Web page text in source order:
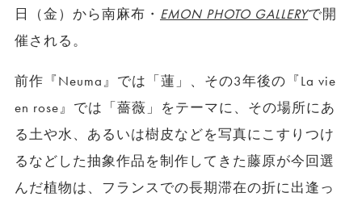
日（金）から南麻布・ EMON PHOTO GALLERYで開
催される。
前作『Neuma』では「蓮」、その3年後の『La vie
en rose』では「薔薇」をテーマに、その場所にあ
る土や水、あるいは樹皮などを写真にこすりつけ
るなどした抽象作品を制作してきた藤原が今回選
んだ植物は、フランスでの長期滞在の折に出逢っ